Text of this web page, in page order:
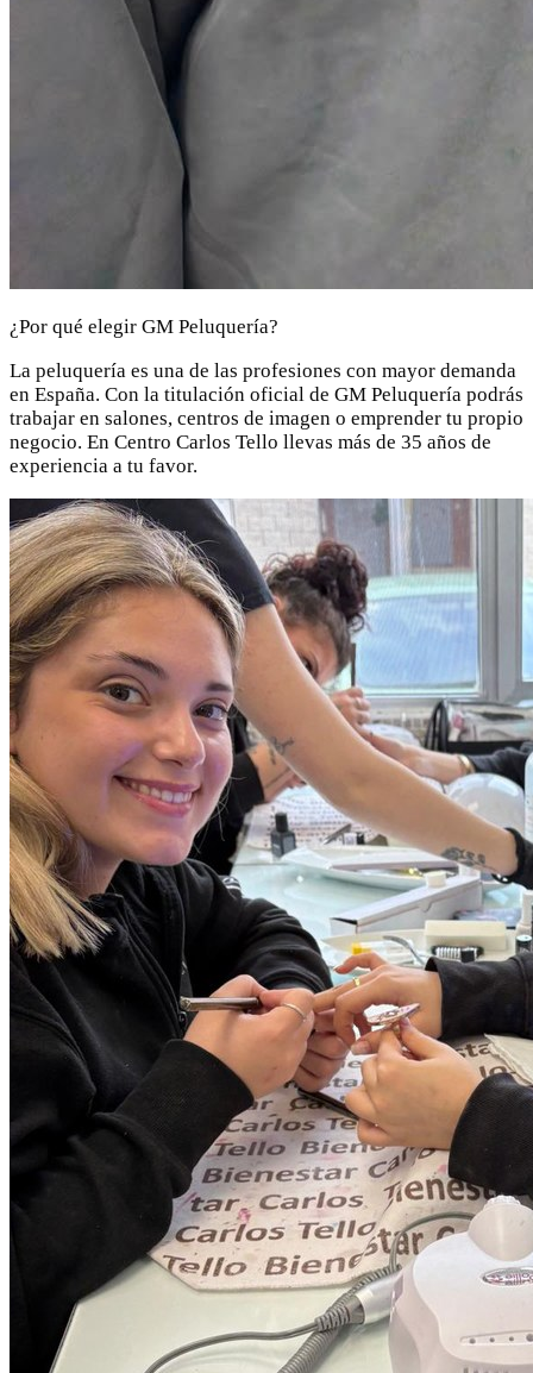
¿Por qué elegir GM Peluquería?
La peluquería es una de las profesiones con mayor demanda
en España. Con la titulación oficial de GM Peluquería podrás
trabajar en salones, centros de imagen o emprender tu propio
negocio. En Centro Carlos Tello llevas más de 35 años de
experiencia a tu favor.